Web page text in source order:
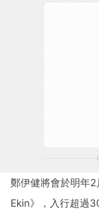
鄭伊健將會於明年
Ekin》，入行超過